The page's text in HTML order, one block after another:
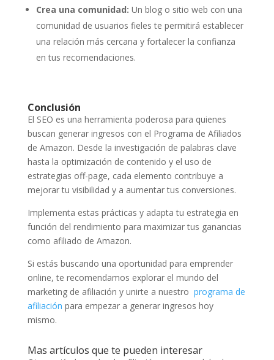
Crea una comunidad: Un blog o sitio web con una
comunidad de usuarios fieles te permitirá establecer
una relación más cercana y fortalecer la confianza
en tus recomendaciones.
Conclusión
El SEO es una herramienta poderosa para quienes
buscan generar ingresos con el Programa de Afiliados
de Amazon. Desde la investigación de palabras clave
hasta la optimización de contenido y el uso de
estrategias off-page, cada elemento contribuye a
mejorar tu visibilidad y a aumentar tus conversiones.
Implementa estas prácticas y adapta tu estrategia en
función del rendimiento para maximizar tus ganancias
como afiliado de Amazon.
Si estás buscando una oportunidad para emprender
online, te recomendamos explorar el mundo del
marketing de afiliación y unirte a nuestro programa de
afiliación para empezar a generar ingresos hoy
mismo.
Mas artículos que te pueden interesar